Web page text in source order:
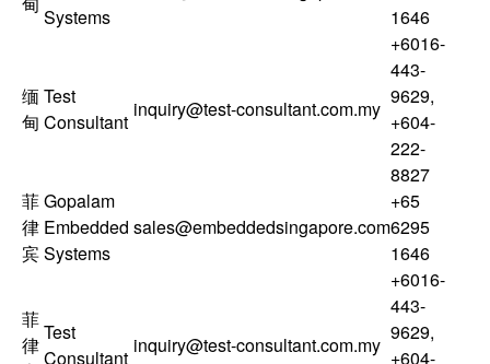
Systems
1646
缅
甸
Test
Consultant
inquiry@test-consultant.com.my
+6016-
443-
9629,
+604-
222-
8827
菲
律
宾
Gopalam
Embedded
Systems
sales@embeddedsingapore.com
+65
6295
1646
菲
律
Test
Consultant
inquiry@test-consultant.com.my
+6016-
443-
9629,
+604-